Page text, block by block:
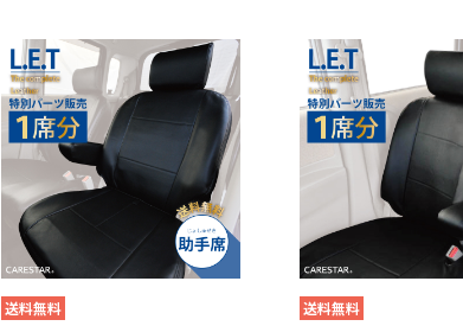
送料無料 送料無料